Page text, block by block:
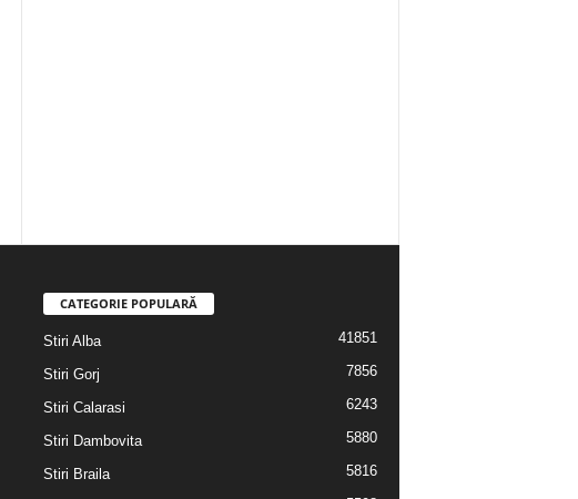
CATEGORIE POPULARĂ
Stiri Alba 41851
Stiri Gorj 7856
Stiri Calarasi 6243
Stiri Dambovita 5880
Stiri Braila 5816